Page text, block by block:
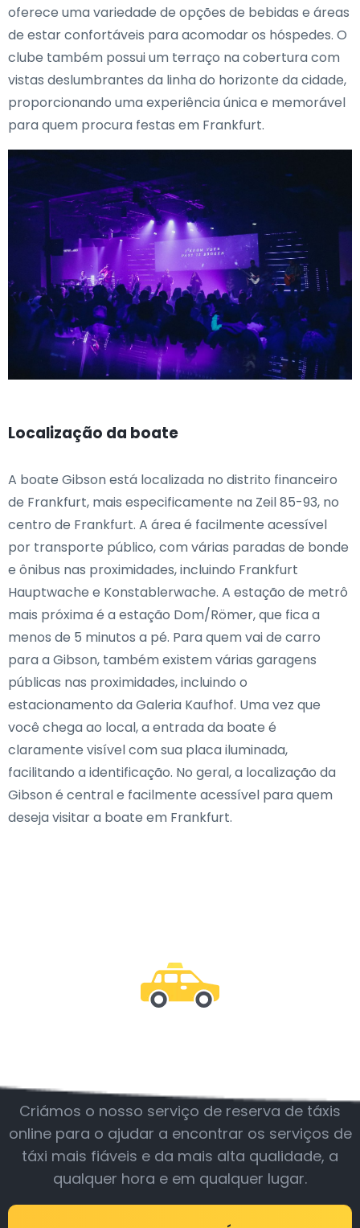
oferece uma variedade de opções de bebidas e áreas
de estar confortáveis para acomodar os hóspedes. O
clube também possui um terraço na cobertura com
vistas deslumbrantes da linha do horizonte da cidade,
proporcionando uma experiência única e memorável
para quem procura festas em Frankfurt.
Localização da boate
A boate Gibson está localizada no distrito financeiro
de Frankfurt, mais especificamente na Zeil 85-93, no
centro de Frankfurt. A área é facilmente acessível
por transporte público, com várias paradas de bonde
e ônibus nas proximidades, incluindo Frankfurt
Hauptwache e Konstablerwache. A estação de metrô
mais próxima é a estação Dom/Römer, que fica a
menos de 5 minutos a pé. Para quem vai de carro
para a Gibson, também existem várias garagens
públicas nas proximidades, incluindo o
estacionamento da Galeria Kaufhof. Uma vez que
você chega ao local, a entrada da boate é
claramente visível com sua placa iluminada,
facilitando a identificação. No geral, a localização da
Gibson é central e facilmente acessível para quem
deseja visitar a boate em Frankfurt.
Criámos o nosso serviço de reserva de táxis
online para o ajudar a encontrar os serviços de
táxi mais fiáveis e da mais alta qualidade, a
qualquer hora e em qualquer lugar.